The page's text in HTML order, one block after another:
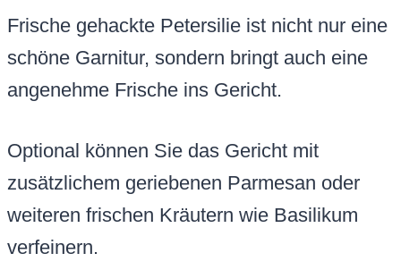
Frische gehackte Petersilie ist nicht nur eine
schöne Garnitur, sondern bringt auch eine
angenehme Frische ins Gericht.
Optional können Sie das Gericht mit
zusätzlichem geriebenen Parmesan oder
weiteren frischen Kräutern wie Basilikum
verfeinern.